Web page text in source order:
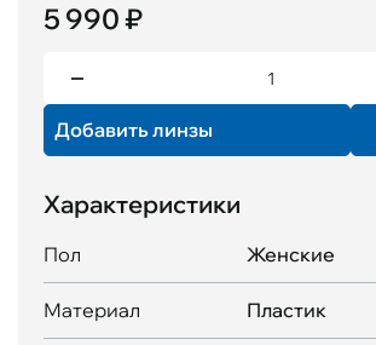
5 990 ₽
Добавить линзы
Характеристики
Пол Женские
Материал Пластик